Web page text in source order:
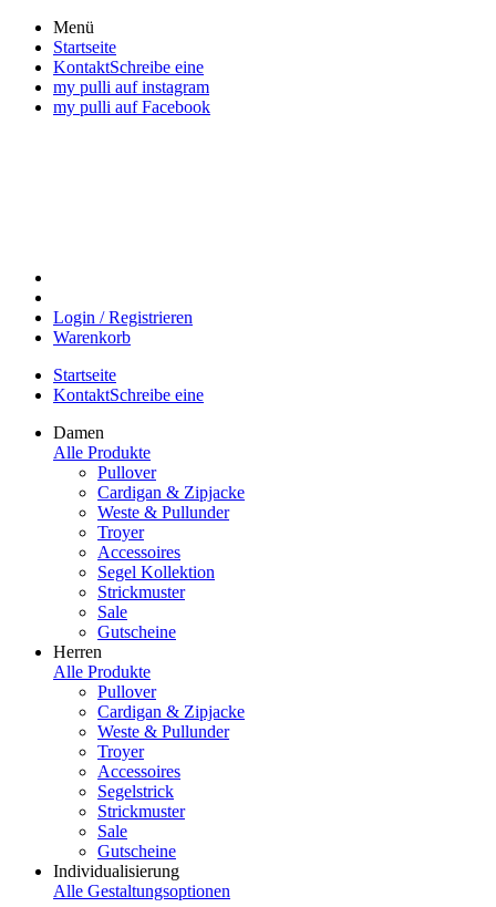
Direkt
zum
Inhalt
wechseln
Menü
Startseite
KontaktSchreibe eine
my pulli auf instagram
my pulli auf Facebook
Login / Registrieren
Warenkorb
Startseite
KontaktSchreibe eine
Damen
Alle Produkte
Pullover
Cardigan & Zipjacke
Weste & Pullunder
Troyer
Accessoires
Segel Kollektion
Strickmuster
Sale
Gutscheine
Herren
Alle Produkte
Pullover
Cardigan & Zipjacke
Weste & Pullunder
Troyer
Accessoires
Segelstrick
Strickmuster
Sale
Gutscheine
Individualisierung
Alle Gestaltungsoptionen